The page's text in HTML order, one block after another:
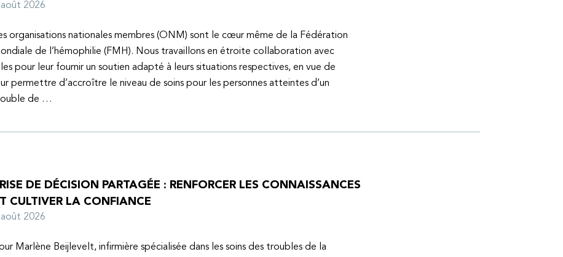
5 août 2026
organisations nationales membres (ONM) sont le cœur même de la Fédération
de l’hémophilie (FMH). Nous travaillons en étroite collaboration avec
pour leur fournir un soutien adapté à leurs situations respectives, en vue de
permettre d’accroître le niveau de soins pour les personnes atteintes d’un
de …
DE DÉCISION PARTAGÉE : RENFORCER LES CONNAISSANCES
CULTIVER LA CONFIANCE
3 août 2026
Marlène Beijlevelt, infirmière spécialisée dans les soins des troubles de la